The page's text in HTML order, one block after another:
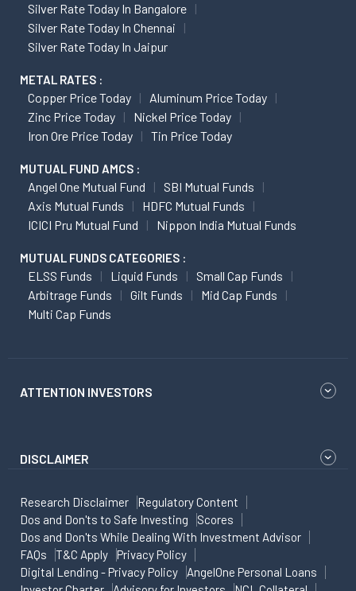
Silver Rate Today In Bangalore
Silver Rate Today In Chennai
Silver Rate Today In Jaipur
METAL RATES :
Copper Price Today
Aluminum Price Today
Zinc Price Today
Nickel Price Today
Iron Ore Price Today
Tin Price Today
MUTUAL FUND AMCS :
Angel One Mutual Fund
SBI Mutual Funds
Axis Mutual Funds
HDFC Mutual Funds
ICICI Pru Mutual Fund
Nippon India Mutual Funds
MUTUAL FUNDS CATEGORIES :
ELSS Funds Liquid Funds
Small Cap Funds
Arbitrage Funds
Gilt Funds
Mid Cap Funds
Multi Cap Funds
ATTENTION INVESTORS
DISCLAIMER
Research Disclaimer
Regulatory Content
Dos and Don'ts to Safe Investing
Scores
Dos and Don'ts While Dealing With Investment Advisor
FAQs
T&C Apply
Privacy Policy
Digital Lending - Privacy Policy
AngelOne Personal Loans